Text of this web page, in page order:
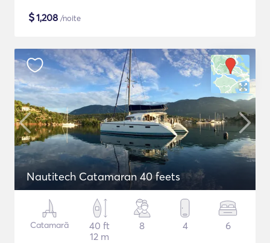
$1,208 /noite
Nautitech Catamaran 40 feets
Catamarã
40 ft
12 m
8 4 6